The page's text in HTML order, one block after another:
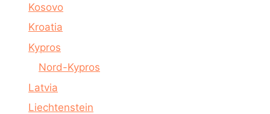
Kosovo
Kroatia
Kypros
Nord-Kypros
Latvia
Liechtenstein